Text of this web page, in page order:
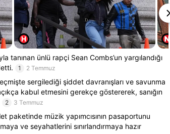
tanınan ünlü rapçi Sean Combs’un yargılandığı
1 2 Temmuz
sergilediği şiddet davranışları ve savunma
kabul etmesini gerekçe göstererek, sanığın
2 3 Temmuz
paketinde müzik yapımcısının pasaportunu
ve seyahatlerini sınırlandırmaya hazır